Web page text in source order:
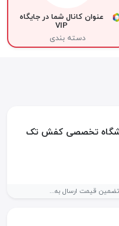
عنوان کانال شما در جایگاه
VIP
دسته بندی
تخصصی کفش تک
قیمت ارسال به...